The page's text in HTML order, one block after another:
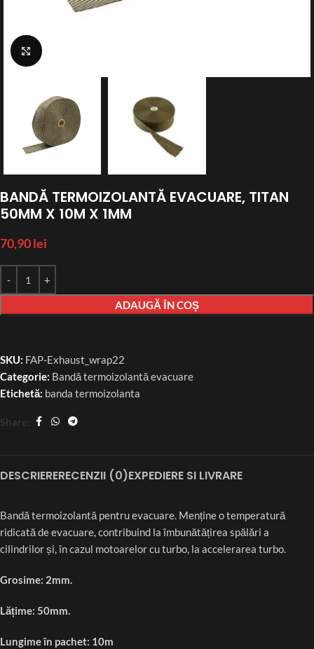
Click to enlarge
BANDĂ TERMOIZOLANTĂ EVACUARE, TITAN
50MM X 10M X 1MM
70,90lei
ADAUGĂ ÎN COȘ
SKU: FAP-Exhaust_wrap22
Categorie: Bandă termoizolantă evacuare
Etichetă: banda termoizolanta
Share:
DESCRIERERECENZII (0)EXPEDIERE SI LIVRARE
Bandă termoizolantă pentru evacuare. Menține o temperatură
ridicată de evacuare, contribuind la îmbunătățirea spălări a
cilindrilor și, în cazul motoarelor cu turbo, la accelerarea turbo.
Grosime: 2mm.
Lățime: 50mm.
Lungime în pachet: 10m